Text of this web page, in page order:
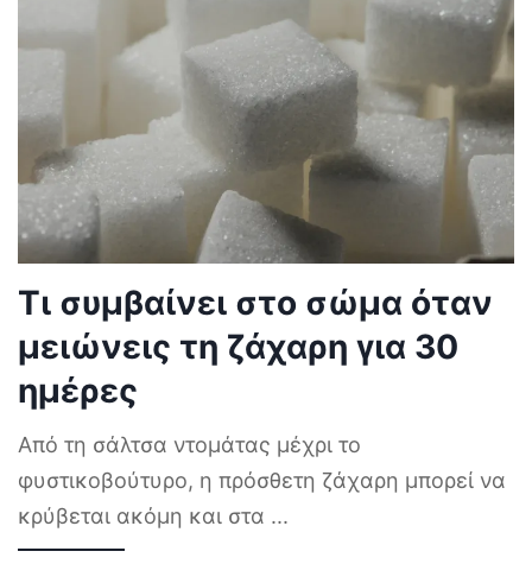
Τι συμβαίνει στο σώμα όταν
μειώνεις τη ζάχαρη για 30
ημέρες
Από τη σάλτσα ντομάτας μέχρι το
φυστικοβούτυρο, η πρόσθετη ζάχαρη μπορεί να
κρύβεται ακόμη και στα ...